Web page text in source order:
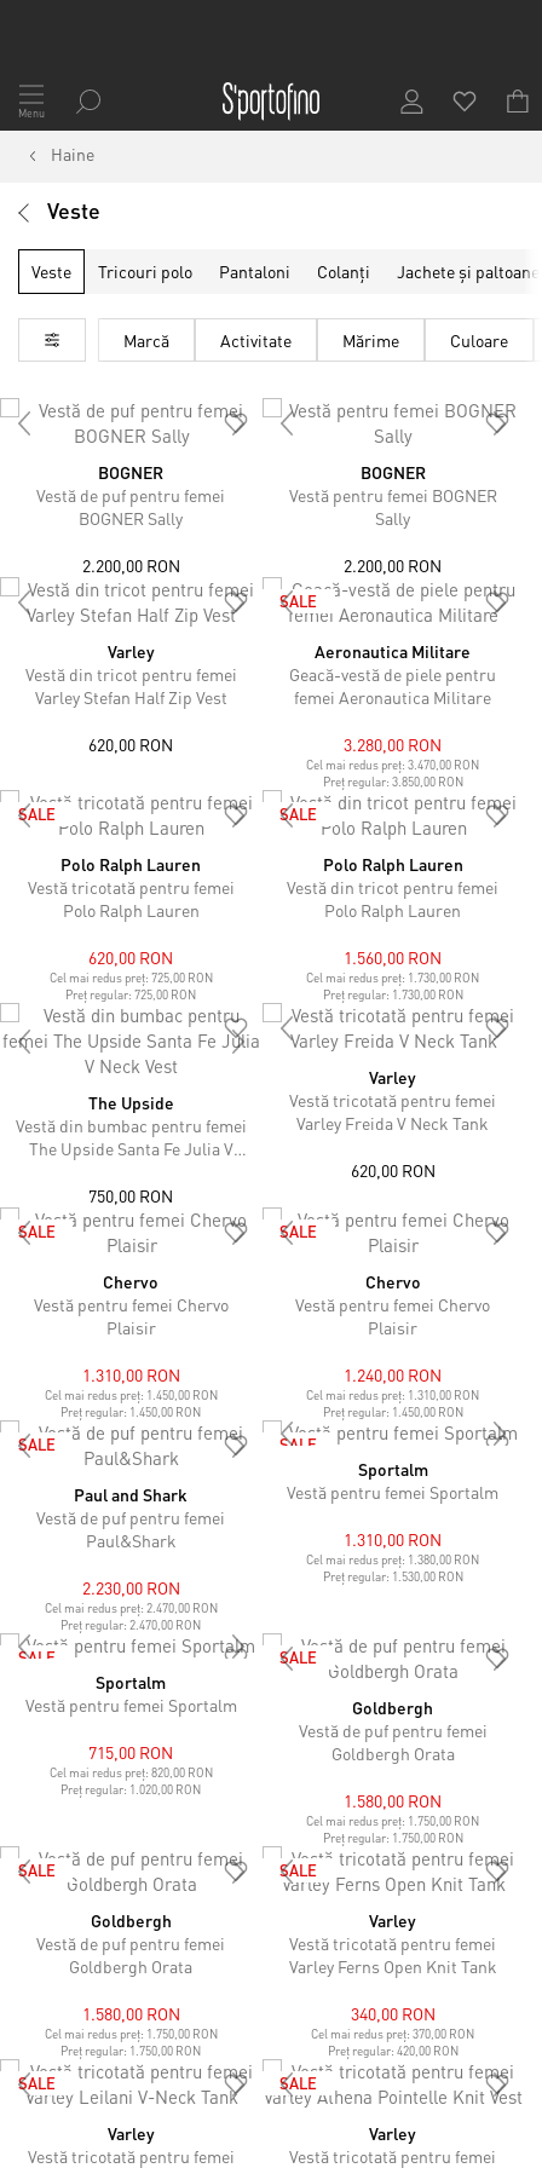
Mergeți
la
Conținut
Menu
Haine
Veste
Tricouri polo Pantaloni Colanți Jachete și paltoane
Veste
Marcă Activitate Mărime Culoare
BOGNER
Vestă de puf pentru femei
BOGNER Sally
2.200,00 RON
BOGNER
Vestă pentru femei BOGNER
Sally
2.200,00 RON
Varley
Vestă din tricot pentru femei
Varley Stefan Half Zip Vest
620,00 RON
SALE
Aeronautica Militare
Geacă-vestă de piele pentru
femei Aeronautica Militare
3.280,00 RON
Cel mai redus preț:3.470,00 RON
Preț regular: 3.850,00 RON
SALE
Polo Ralph Lauren
Vestă tricotată pentru femei
Polo Ralph Lauren
620,00 RON
Cel mai redus preț: 725,00 RON
Preț regular:725,00 RON
SALE
Polo Ralph Lauren
Vestă din tricot pentru femei
Polo Ralph Lauren
1.560,00 RON
Cel mai redus preț: 1.730,00 RON
Preț regular: 1.730,00 RON
The Upside
Vestă din bumbac pentru femei
The Upside Santa Fe Julia V
750,00 RON
Varley
Vestă tricotată pentru femei
Varley Freida V Neck Tank
620,00 RON
SALE
Chervo
Vestă pentru femei Chervo
Plaisir
1.310,00 RON
Cel mai redus preț: 1.450,00 RON
Preț regular: 1.450,00 RON
SALE
Chervo
Vestă pentru femei Chervo
Plaisir
1.240,00 RON
Cel mai redus preț: 1.310,00 RON
Preț regular: 1.450,00 RON
SALE
Paul and Shark
Vestă de puf pentru femei
Paul&Shark
2.230,00 RON
Cel mai redus preț: 2.470,00 RON
Preț regular:2.470,00 RON
SALE
Sportalm
Vestă pentru femei Sportalm
1.310,00 RON
Cel mai redus preț: 1.380,00 RON
Preț regular: 1.530,00 RON
SALE
Sportalm
Vestă pentru femei Sportalm
715,00 RON
Cel mai redus preț: 820,00 RON
Preț regular: 1.020,00 RON
SALE
Goldbergh
Vestă de puf pentru femei
Goldbergh Orata
1.580,00 RON
Cel mai redus preț: 1.750,00 RON
Preț regular: 1.750,00 RON
SALE
Goldbergh
Vestă de puf pentru femei
Goldbergh Orata
1.580,00 RON
Cel mai redus preț: 1.750,00 RON
Preț regular: 1.750,00 RON
SALE
Varley
Vestă tricotată pentru femei
Varley Ferns Open Knit Tank
340,00 RON
Cel mai redus preț:370,00 RON
Preț regular: 420,00 RON
SALE
Varley
Vestă tricotată pentru femei
SALE
Varley
Vestă tricotată pentru femei